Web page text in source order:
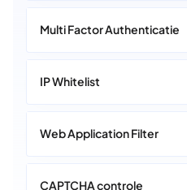
Multi Factor Authenticatie
IP Whitelist
Web Application Filter
CAPTCHA controle